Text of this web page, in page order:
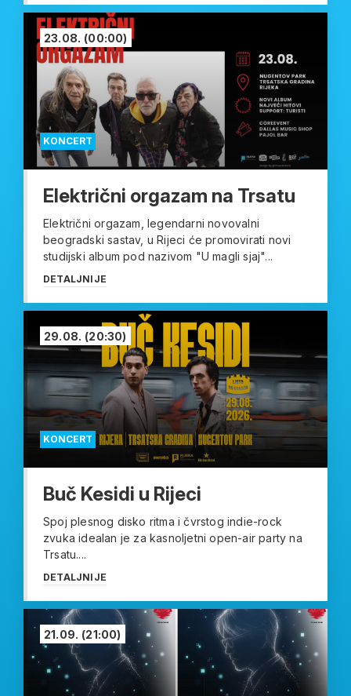
KONCERT
23.08. (00:00)
Električni orgazam na Trsatu
Električni orgazam, legendarni novovalni
beogradski sastav, u Rijeci će promovirati novi
studijski album pod nazivom "U magli sjaj"...
DETALJNIJE
KONCERT
29.08. (20:30)
Buč Kesidi u Rijeci
Spoj plesnog disko ritma i čvrstog indie-rock
zvuka idealan je za kasnoljetni open-air party na
Trsatu....
DETALJNIJE
21.09. (21:00)